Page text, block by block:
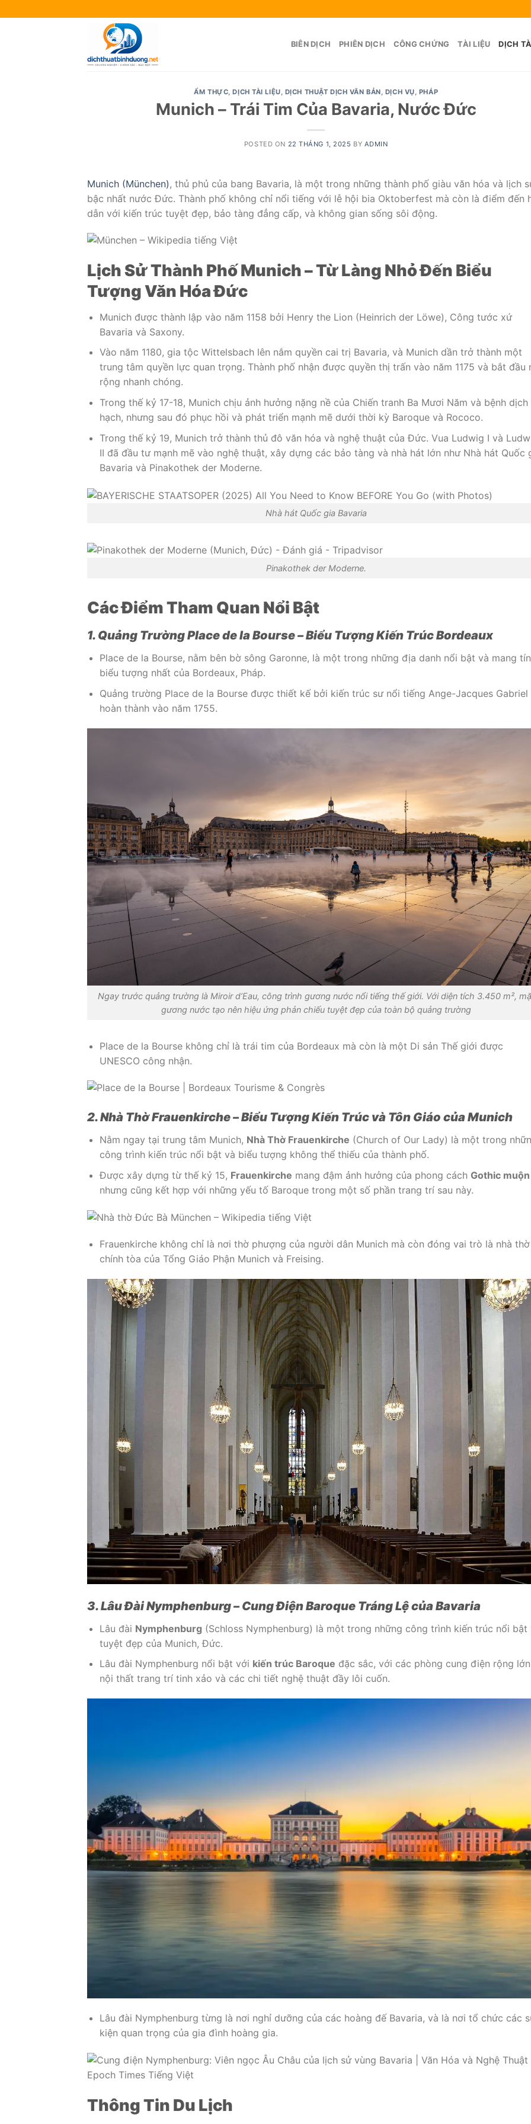
to
BIÊN DỊCH PHIÊN DỊCH CÔNG CHỨNG TÀI LIỆU DỊCH
ẨM THỰC,DỊCH TÀI LIỆU, DỊCH THUẬT DỊCH VĂN BẢN, DỊCH VỤ, PHÁP
Munich – Trái Tim Của Bavaria, Nước Đức
POSTED ON 22 THÁNG 1, 2025 BY ADMIN
Munich (München) , thủ phủ của bang Bavaria, là một trong những thành phố giàu văn hóa và lịch
bậc nhất nước Đức. Thành phố không chỉ nổi tiếng với lễ hội bia Oktoberfest mà còn là điểm đến
dẫn với kiến trúc tuyệt đẹp, bảo tàng đẳng cấp, và không gian sống sôi động.
Lịch Sử Thành Phố Munich – Từ Làng Nhỏ Đến Biểu
Tượng Văn Hóa Đức
Munich được thành lập vào năm 1158 bởi Henry the Lion (Heinrich der Löwe), Công tước xứ
Bavaria và Saxony.
Vào năm 1180, gia tộc Wittelsbach lên nắm quyền cai trị Bavaria, và Munich dần trở thành một
trung tâm quyền lực quan trọng. Thành phố nhận được quyền thị trấn vào năm 1175 và bắt đầu
rộng nhanh chóng.
Trong thế kỷ 17-18, Munich chịu ảnh hưởng nặng nề của Chiến tranh Ba Mươi Năm và bệnh dịch
hạch, nhưng sau đó phục hồi và phát triển mạnh mẽ dưới thời kỳ Baroque và Rococo.
Trong thế kỷ 19, Munich trở thành thủ đô văn hóa và nghệ thuật của Đức. Vua Ludwig I và
II đã đầu tư mạnh mẽ vào nghệ thuật, xây dựng các bảo tàng và nhà hát lớn như Nhà hát Quốc
Bavaria và Pinakothek der Moderne.
Nhà hát Quốc gia Bavaria
Pinakothek der Moderne.
Các Điểm Tham Quan Nổi Bật
1. Quảng Trường Place de la Bourse – Biểu Tượng Kiến Trúc Bordeaux
Place de la Bourse, nằm bên bờ sông Garonne, là một trong những địa danh nổi bật và mang
biểu tượng nhất của Bordeaux, Pháp.
Quảng trường Place de la Bourse được thiết kế bởi kiến trúc sư nổi tiếng Ange-Jacques Gabriel
hoàn thành vào năm 1755.
Ngay trước quảng trường là Miroir d’Eau, công trình gương nước nổi tiếng thế giới. Với diện tích 3.450 m²,
gương nước tạo nên hiệu ứng phản chiếu tuyệt đẹp của toàn bộ quảng trường
Place de la Bourse không chỉ là trái tim của Bordeaux mà còn là một Di sản Thế giới được
UNESCO công nhận.
2. Nhà Thờ Frauenkirche – Biểu Tượng Kiến Trúc và Tôn Giáo của Munich
Nằm ngay tại trung tâm Munich, Nhà Thờ Frauenkirche (Church of Our Lady) là một trong
công trình kiến trúc nổi bật và biểu tượng không thể thiếu của thành phố.
Được xây dựng từ thế kỷ 15, Frauenkirche mang đậm ảnh hưởng của phong cách Gothic muộn
nhưng cũng kết hợp với những yếu tố Baroque trong một số phần trang trí sau này.
Frauenkirche không chỉ là nơi thờ phượng của người dân Munich mà còn đóng vai trò là nhà thờ
chính tòa của Tổng Giáo Phận Munich và Freising.
3. Lâu Đài Nymphenburg – Cung Điện Baroque Tráng Lệ của Bavaria
Lâu đài Nymphenburg (Schloss Nymphenburg) là một trong những công trình kiến trúc nổi bật
tuyệt đẹp của Munich, Đức.
Lâu đài Nymphenburg nổi bật với kiến trúc Baroque đặc sắc, với các phòng cung điện rộng
nội thất trang trí tinh xảo và các chi tiết nghệ thuật đầy lôi cuốn.
Lâu đài Nymphenburg từng là nơi nghỉ dưỡng của các hoàng đế Bavaria, và là nơi tổ chức các
kiện quan trọng của gia đình hoàng gia.
Thông Tin Du Lịch